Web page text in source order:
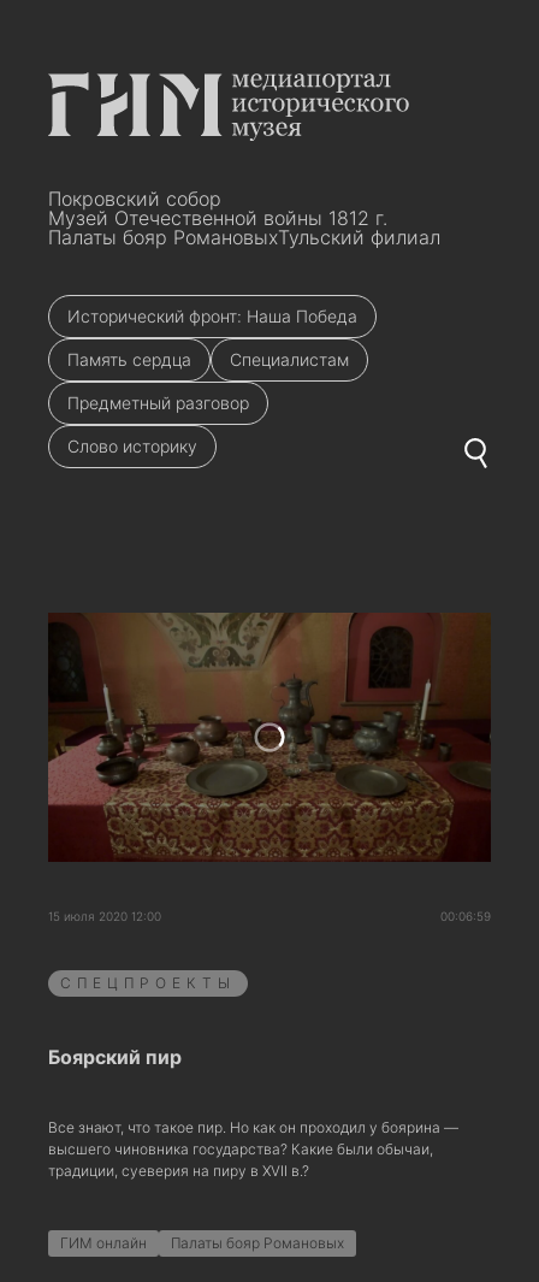
Покровский собор
Музей Отечественной войны 1812 г.
Палаты бояр РомановыхТульский филиал
Исторический фронт: Наша Победа
Память сердца Специалистам
Предметный разговор
Слово историку
15 июля 2020 12:00 00:06:59
СПЕЦПРОЕКТЫ
Боярский пир
Все знают, что такое пир. Но как он проходил у боярина —
высшего чиновника государства? Какие были обычаи,
традиции, суеверия на пиру в XVII в.?
ГИМ онлайн Палаты бояр Романовых